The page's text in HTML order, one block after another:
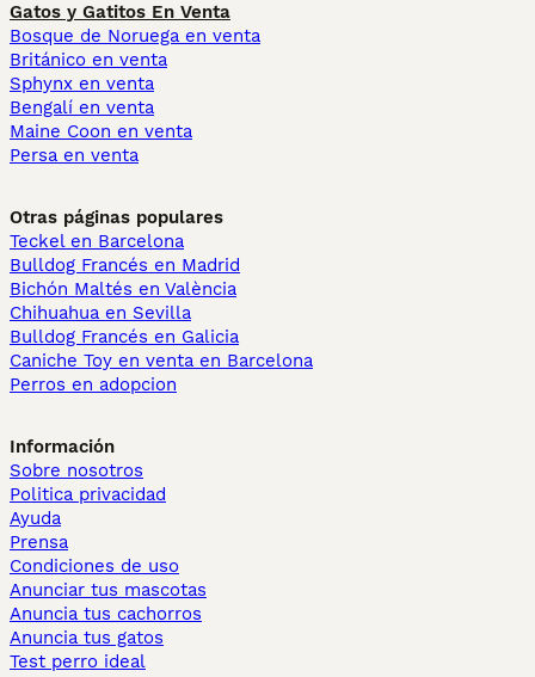
Gatos y Gatitos En Venta
Bosque de Noruega en venta
Británico en venta
Sphynx en venta
Bengalí en venta
Maine Coon en venta
Persa en venta
Otras páginas populares
Teckel en Barcelona
Bulldog Francés en Madrid
Bichón Maltés en València
Chihuahua en Sevilla
Bulldog Francés en Galicia
Caniche Toy en venta en Barcelona
Perros en adopcion
Información
Sobre nosotros
Politica privacidad
Ayuda
Prensa
Condiciones de uso
Anunciar tus mascotas
Anuncia tus cachorros
Anuncia tus gatos
Test perro ideal